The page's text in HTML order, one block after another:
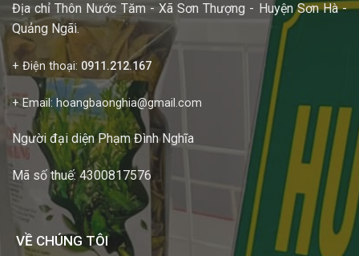
Địa chỉ Thôn Nước Tăm - Xã Sơn Thượng - Huyện Sơn Hà -
Quảng Ngãi.
+ Điện thoại: 0911.212.167
+ Email: hoangbaonghia@gmail.com
Người đại diện Phạm Đình Nghĩa
Mã số thuế: 4300817576
VỀ CHÚNG TÔI